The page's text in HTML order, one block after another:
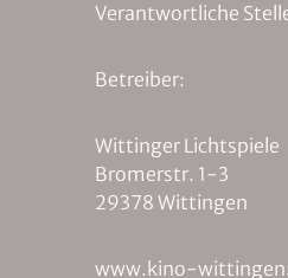
Verantwortliche
Betreiber:
Wittinger Lichtspiele
Bromerstr. 1-3
29378 Wittingen
www.kino-